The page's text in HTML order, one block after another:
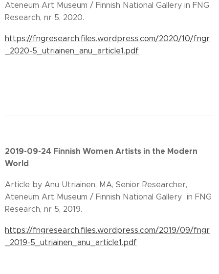
Ateneum Art Museum / Finnish National Gallery in FNG
Research, nr 5, 2020.
https://fngresearch.files.wordpress.com/2020/10/fngr
_2020-5_utriainen_anu_article1.pdf
2019-09-24 Finnish Women Artists in the Modern
World
Article by Anu Utriainen, MA, Senior Researcher,
Ateneum Art Museum / Finnish National Gallery in FNG
Research, nr 5, 2019.
https://fngresearch.files.wordpress.com/2019/09/fngr
_2019-5_utriainen_anu_article1.pdf